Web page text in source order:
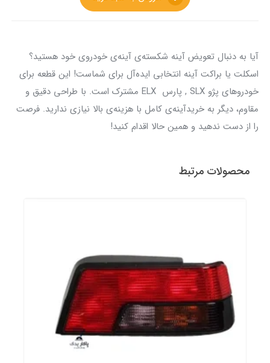
آیا به دنبال تعویض آینه شکسته‌ی آینه‌ی خودروی خود هستید؟
اسکلت یا براکت آینه انتخابی ایده‌آل برای شماست! این قطعه برای
خودروهای پژو SLX , پارس ELX مشترک است. با طراحی دقیق و
مقاوم، دیگر به خریدآینه‌ی کامل با هزینه‌ی بالا نیازی ندارید. فرصت
را از دست ندهید و همین حالا اقدام کنید!
محصولات مرتبط